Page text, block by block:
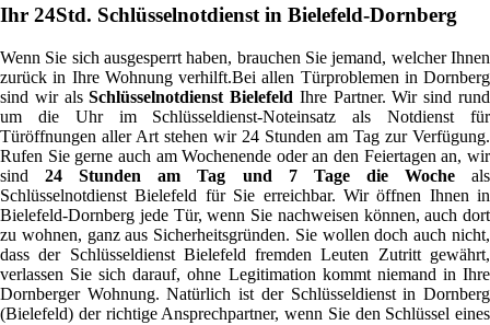
Ihr 24Std. Schlüsselnotdienst in Bielefeld-Dornberg
Wenn Sie sich ausgesperrt haben, brauchen Sie jemand, welcher Ihnen
zurück in Ihre Wohnung verhilft.Bei allen Türproblemen in Dornberg
sind wir alsSchlüsselnotdienst Bielefeld Ihre Partner. Wir sind rund
um die Uhr im Schlüsseldienst-Noteinsatz als Notdienst für
Türöffnungen aller Art stehen wir 24 Stunden am Tag zur Verfügung.
Rufen Sie gerne auch am Wochenende oder an den Feiertagen an, wir
sind24 Stunden am Tag und 7 Tage die Wocheals
Schlüsselnotdienst Bielefeld für Sie erreichbar. Wir öffnen Ihnen in
Bielefeld-Dornberg jede Tür, wenn Sie nachweisen können, auch dort
zu wohnen, ganz aus Sicherheitsgründen. Sie wollen doch auch nicht,
dass der Schlüsseldienst Bielefeld fremden Leuten Zutritt gewährt,
verlassen Sie sich darauf, ohne Legitimation kommt niemand in Ihre
Dornberger Wohnung. Natürlich ist der Schlüsseldienst in Dornberg
(Bielefeld) der richtige Ansprechpartner, wenn Sie den Schlüssel eines